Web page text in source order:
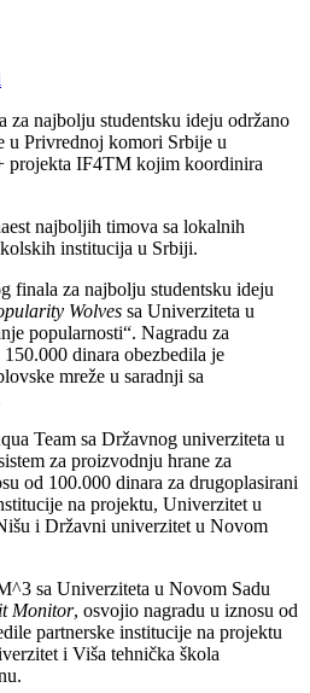
za najbolju studentsku ideju održano
u Privrednoj komori Srbije u
projekta IF4TM kojim koordinira
najboljih timova sa lokalnih
institucija u Srbiji.
finala za najbolju studentsku ideju
Wolves sa Univerziteta u
popularnosti“. Nagradu za
dinara obezbedila je
mreže u saradnji sa
Team sa Državnog univerziteta u
za proizvodnju hrane za
od 100.000 dinara za drugoplasirani
na projektu, Univerzitet u
i Državni univerzitet u Novom
sa Univerziteta u Novom Sadu
Monitor, osvojio nagradu u iznosu od
partnerske institucije na projektu
i Viša tehnička škola